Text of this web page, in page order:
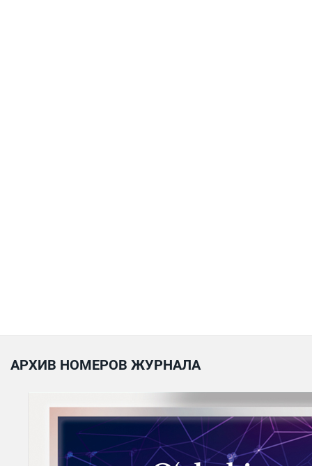
АРХИВ НОМЕРОВ ЖУРНАЛА